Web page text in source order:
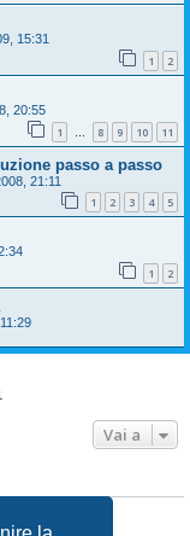
15:31
1 2
20:55
1 … 8 9 10 11
passo a passo
21:11
1 2 3 4 5
1 2
Vai a